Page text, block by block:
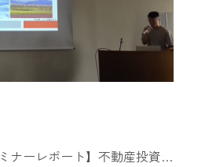
【とちぎ大家の会セミナーレポート】不動産投資家・ぐっちー氏によるセミナー「貧乏子たくさんからリッチファミリーへ不動産投資で成り上がり人生」開催